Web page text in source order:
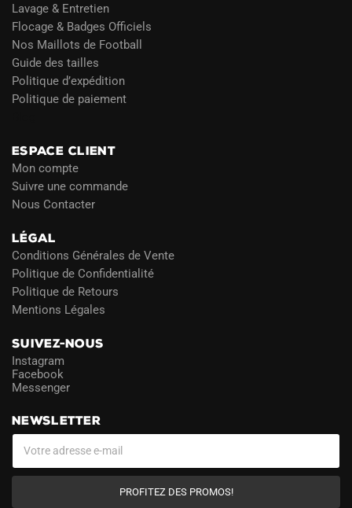
Lavage & Entretien
Flocage & Badges Officiels
Nos Maillots de Football
Guide des tailles
Politique d’expédition
Politique de paiement
ESPACE CLIENT
Mon compte
Suivre une commande
Nous Contacter
LÉGAL
Conditions Générales de Vente
Politique de Confidentialité
Politique de Retours
Mentions Légales
SUIVEZ-NOUS
Instagram
Facebook
Messenger
NEWSLETTER
PROFITEZ DES PROMOS!